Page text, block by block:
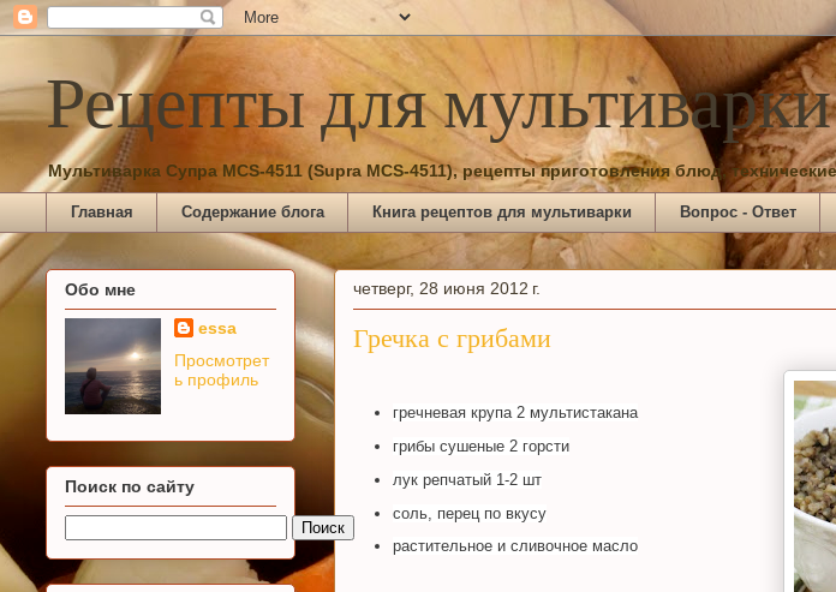
Рецепты для
Мультиварка Супра MCS-4511 (Supra MCS-4511), рецепты приготовления блюд,
Главная Содержание блога Книга рецептов для мультиварки Вопрос - Ответ
четверг, 28 июня 2012 г.
Гречка с грибами
гречневая крупа 2 мультистакана
грибы сушеные 2 горсти
лук репчатый 1-2 шт
соль, перец по вкусу
растительное и сливочное масло
Обо мне
essa
Просмотрет
ь профиль
Поиск по сайту